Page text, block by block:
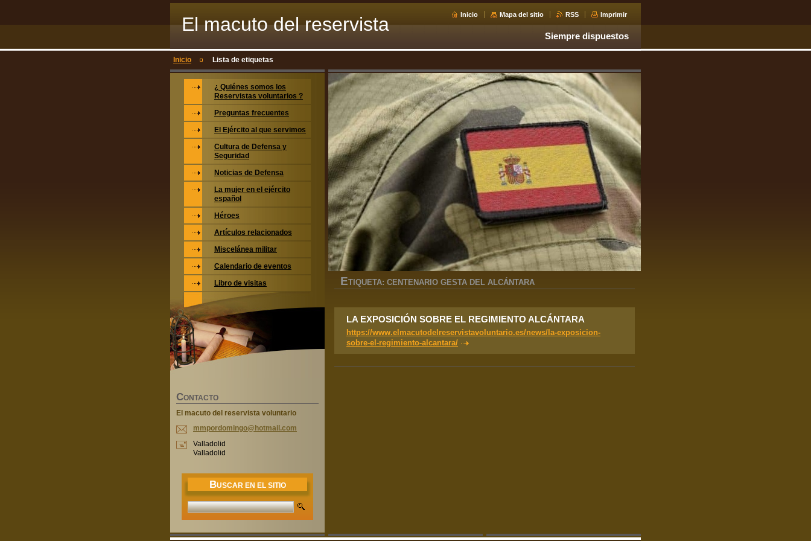
El macuto del reservista
voluntario
Inicio Mapa del sitio RSS Imprimir
Siempre dispuestos
Inicio Lista de etiquetas
ETIQUETA: CENTENARIO GESTA DEL ALCÁNTARA
LA EXPOSICIÓN SOBRE EL REGIMIENTO ALCÁNTARA
https://www.elmacutodelreservistavoluntario.es/news/la-exposicion-
sobre-el-regimiento-alcantara/
¿ Quiénes somos los
Reservistas voluntarios ?
Preguntas frecuentes
El Ejército al que servimos
Cultura de Defensa y
Seguridad
Noticias de Defensa
La mujer en el ejército
español
Héroes
Artículos relacionados
Miscelánea militar
Calendario de eventos
Libro de visitas
CONTACTO
El macuto del reservista voluntario
mmpordomingo@hotmail.com
Valladolid
Valladolid
BUSCAR EN EL SITIO